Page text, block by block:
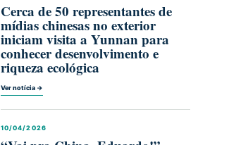
Cerca de 50 representantes de
mídias chinesas no exterior
iniciam visita a Yunnan para
conhecer desenvolvimento e
riqueza ecológica
Ver notícia →
10/04/2026